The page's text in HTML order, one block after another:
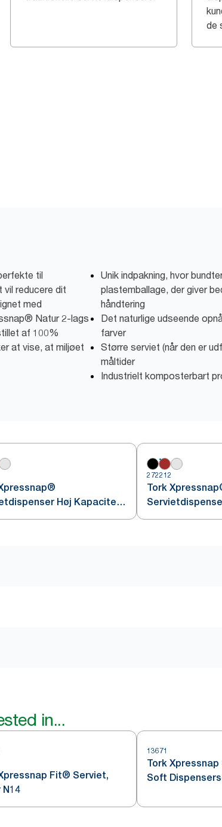
de
til
vil reducere dit
med
Natur 2-lags
af 100%
at vise, at miljøet
Unik indpakning, hvor
plastemballage, der giver
håndtering
Det naturlige udseende
farver
Større serviet (når den er
måltider
Industrielt komposterbart
Høj Kapacitet,
272212
Tork
in...
Fit® Serviet,
N14
13671
Tork
Soft